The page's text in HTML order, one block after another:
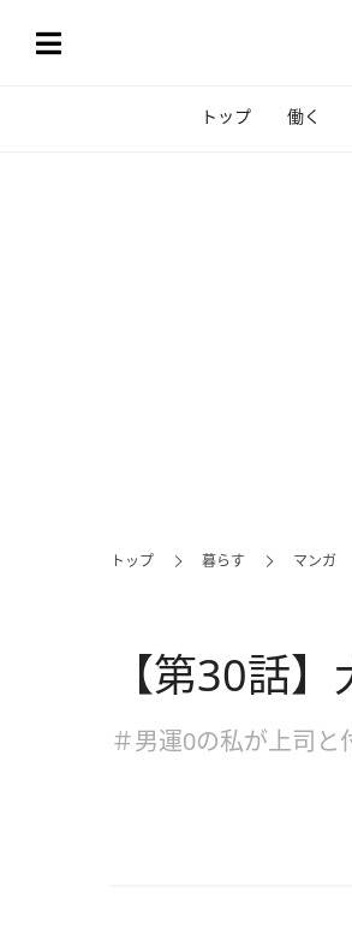
トップ 働く
トップ 暮らす マンガ
【第30話
＃男運0の私が上司と